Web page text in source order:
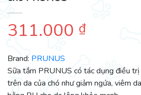
311.000 ₫
Brand: PRUNUS
Sữa tắm PRUNUS có tác dụng điều trị
trên da của chó như giảm ngứa, viêm